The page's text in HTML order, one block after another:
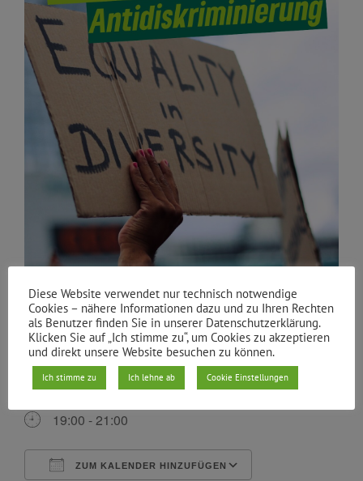
WANN
16.03.2028
19:00 - 21:00
ZUM KALENDER HINZUFÜGEN
Diese Website verwendet nur technisch notwendige
Cookies – nähere Informationen dazu und zu Ihren Rechten
als Benutzer finden Sie in unserer Datenschutzerklärung.
Klicken Sie auf „Ich stimme zu“, um Cookies zu akzeptieren
und direkt unsere Website besuchen zu können.
Ich stimme zu Ich lehne ab Cookie Einstellungen